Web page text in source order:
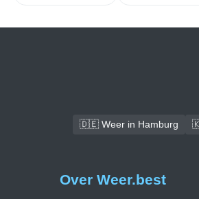
🇩🇪 Weer in Hamburg
Over Weer.best